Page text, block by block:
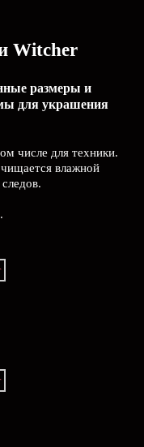
Witcher
размеры и
для украшения
числе для техники.
влажной